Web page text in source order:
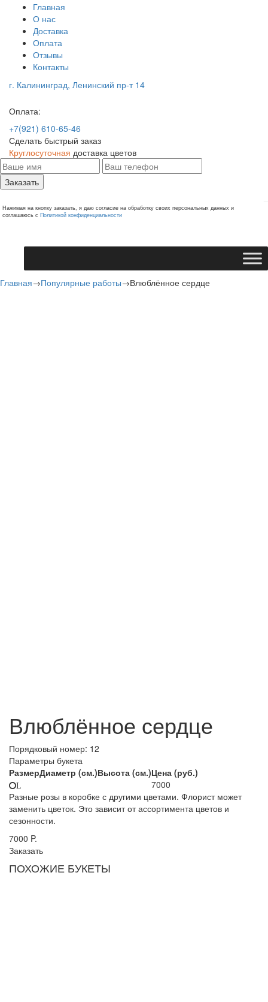
Главная
О нас
Доставка
Оплата
Отзывы
Контакты
г. Калининград, Ленинский пр-т 14
Оплата:
+7(921) 610-65-46
Сделать быстрый заказ
Круглосуточная доставка цветов
Заказать
Нажимая на кнопку заказать, я даю согласие на обработку своих персональных данных и
соглашаюсь с Политикой конфиденциальности
Главная→Популярные работы→Влюблённое сердце
Влюблённое сердце
Порядковый номер: 12
Параметры букета
РазмерДиаметр (см.)Высота (см.)Цена (руб.)
L
7000
Разные розы в коробке с другими цветами. Флорист может
заменить цветок. Это зависит от ассортимента цветов и
сезонности.
7000 P.
Заказать
ПОХОЖИЕ БУКЕТЫ